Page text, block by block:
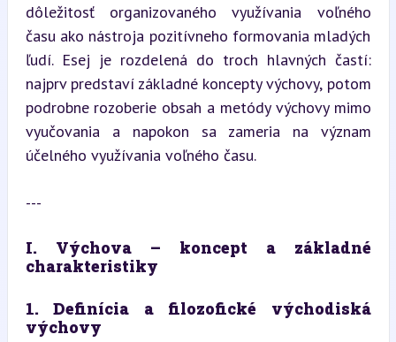
dôležitosť organizovaného využívania voľného
času ako nástroja pozitívneho formovania mladých
ľudí. Esej je rozdelená do troch hlavných častí:
najprv predstaví základné koncepty výchovy, potom
podrobne rozoberie obsah a metódy výchovy mimo
vyučovania a napokon sa zameria na význam
účelného využívania voľného času.
---
I. Výchova – koncept a základné
charakteristiky
1. Definícia a filozofické východiská
výchovy